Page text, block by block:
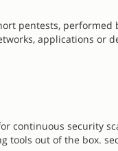
pentests, performed
applications or
continuous security
out of the box.